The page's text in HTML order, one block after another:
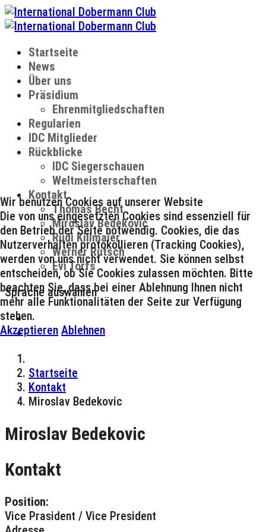
Startseite
News
Über uns
Präsidium
Ehrenmitgliedschaften
Regularien
IDC Mitglieder
Rückblicke
IDC Siegerschauen
Weltmeisterschaften
Kontakt
Thomas Becht
Miroslav Bedekovic
Rudi Killmaier
Werner Rutsch
Evi Torfs
Sprache auswählen
Startseite
Kontakt
Miroslav Bedekovic
Miroslav Bedekovic
Kontakt
Position:
Vice Prasident / Vice President
Wir benutzen Cookies auf unserer Website
Die von uns eingesetzten Cookies sind essenziell für
den Betrieb der Seite notwendig. Cookies, die das
Nutzerverhalten protokollieren (Tracking Cookies),
werden von uns nicht verwendet. Sie können selbst
entscheiden, ob Sie Cookies zulassen möchten. Bitte
beachten Sie, dass bei einer Ablehnung Ihnen nicht
mehr alle Funktionalitäten der Seite zur Verfügung
stehen.
Akzeptieren Ablehnen